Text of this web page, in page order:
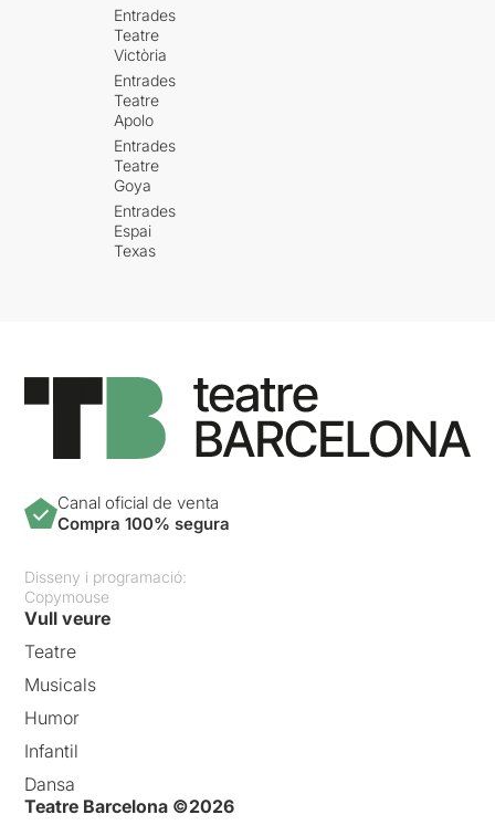
Entrades
Teatre
Victòria
Entrades
Teatre
Apolo
Entrades
Teatre
Goya
Entrades
Espai
Texas
Canal oficial de venta
Compra 100% segura
Disseny i programació:
Copymouse
Vull veure
Teatre
Musicals
Humor
Infantil
Dansa
Teatre Barcelona ©2026